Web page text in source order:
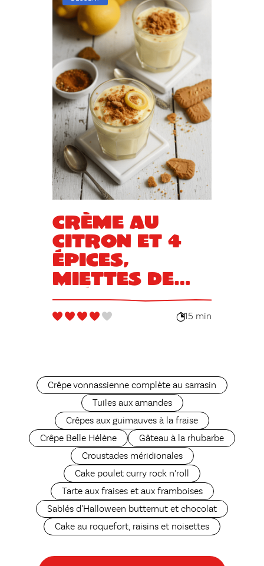
Crème au
citron et 4
épices,
miettes de
Spéculoos
15 min
Crêpe vonnassienne complète au sarrasin
Tuiles aux amandes
Crêpes aux guimauves à la fraise
Crêpe Belle Hélène
Gâteau à la rhubarbe
Croustades méridionales
Cake poulet curry rock n’roll
Tarte aux fraises et aux framboises
Sablés d’Halloween butternut et chocolat
Cake au roquefort, raisins et noisettes